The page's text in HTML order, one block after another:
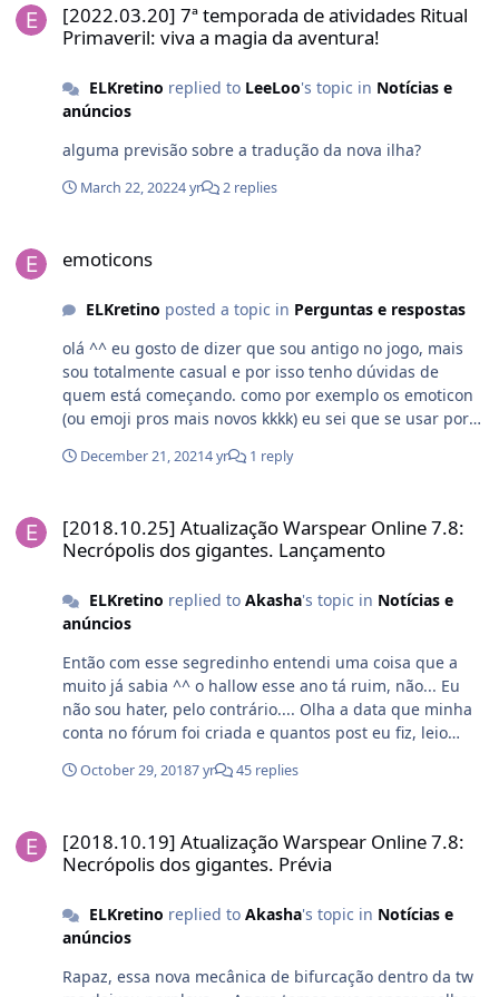
[2022.03.20] 7ª temporada de atividades Ritual
Primaveril: viva a magia da aventura!
ELKretino replied to LeeLoo's topic in Notícias e
anúncios
alguma previsão sobre a tradução da nova ilha?
March 22, 20224 yr 2 replies
emoticons
ELKretino posted a topic in Perguntas e respostas
olá ^^ eu gosto de dizer que sou antigo no jogo, mais
sou totalmente casual e por isso tenho dúvidas de
quem está começando. como por exemplo os emoticon
(ou emoji pros mais novos kkkk) eu sei que se usar por
junto vai dar uma carinha feliz.... mais e os novos? a
por que eles não ficam sempre na primeira tela de
seleção mesmo quando eu saio do jogo, tenho sempre
já passou... e pra terminar, tem alguma forma de
conseguir pacote de sorriso antigos? tipo uns que tem
de uma bruxa (eu acho que é rsrsrs) azul, todo mundo
parece ter só que como eu passei uns anos "afastado"
do jogo, só entrava pra ver as atualizações ou conversar
com algum amigo, acabei não tendo esses pacotes :(
obrigado ^^
December 21, 20214 yr 1 reply
[2018.10.25] Atualização Warspear Online 7.8:
Necrópolis dos gigantes. Lançamento
ELKretino replied to Akasha's topic in Notícias e
anúncios
Então com esse segredinho entendi uma coisa que a
muito já sabia ^^ o hallow esse ano tá ruim, não... Eu
não sou hater, pelo contrário.... Olha a data que minha
conta no fórum foi criada e quantos post eu fiz, leio
atualizações (inclusive com os buff/nerf) mais dessa vez
evento de 4h em 4h, isso se os desenvolvedores tiverem
usado o mesmo critério ano passado, por que eu
dos eventos e nunca falhava. As atrações sempre foram
legais (lembro do primeiro hallow, que saudades que
dá) as do ano passado eu amei, principalmente as de
empurrar os cabeça de cogumelos pro canto. Já esse
October 29, 20187 yr 45 replies
[2018.10.19] Atualização Warspear Online 7.8:
Necrópolis dos gigantes. Prévia
ELKretino replied to Akasha's topic in Notícias e
anúncios
Rapaz, essa nova mecânica de bifurcação dentro da tw